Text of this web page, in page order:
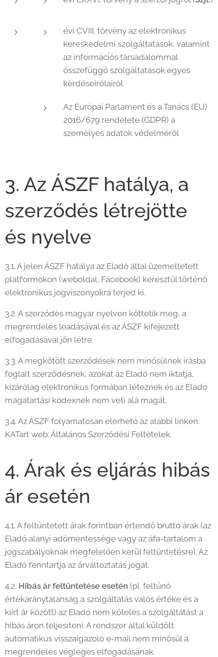
évi CVIII. törvény az elektronikus
kereskedelmi szolgáltatások, valamint
az információs társadalommal
összefüggő szolgáltatások egyes
kérdéseirőlairól
Az Európai Parlament és a Tanács (EU)
2016/679 rendelete (GDPR) a
személyes adatok védelméről
3. Az ÁSZF hatálya, a
szerződés létrejötte
és nyelve
3.1. A jelen ÁSZF hatálya az Eladó által üzemeltetett
platformokon (weboldal, Facebook) keresztül történő
elektronikus jogviszonyokra terjed ki.
3.2. A szerződés magyar nyelven köttetik meg, a
megrendelés leadásával és az ÁSZF kifejezett
elfogadásával jön létre.
3.3. A megkötött szerződések nem minősülnek írásba
foglalt szerződésnek, azokat az Eladó nem iktatja,
kizárólag elektronikus formában léteznek és az Eladó
magatartási kódexnek nem veti alá magát.
3.4. Az ÁSZF folyamatosan elérhető az alábbi linken:
KATart web: Általános Szerződési Feltételek.
4. Árak és eljárás hibás
ár esetén
4.1. A feltüntetett árak forintban értendő bruttó árak (az
Eladó alanyi adómentessége vagy az áfa-tartalom a
jogszabályoknak megfelelően kerül feltüntetésre). Az
Eladó fenntartja az árváltoztatás jogát.
4.2. Hibás ár feltüntetése esetén (pl. feltűnő
értékaránytalanság a szolgáltatás valós értéke és a
kiírt ár között) az Eladó nem köteles a szolgáltatást a
hibás áron teljesíteni. A rendszer által küldött
automatikus visszaigazoló e-mail nem minősül a
megrendelés végleges elfogadásának.